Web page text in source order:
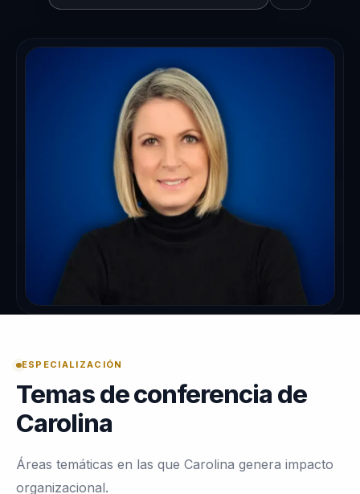
ESPECIALIZACIÓN
Temas de conferencia de
Carolina
Áreas temáticas en las que Carolina genera impacto
organizacional.